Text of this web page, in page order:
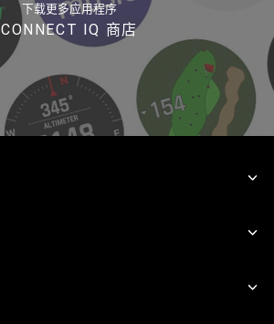
下载更多应用程序
CONNECT IQ 商店